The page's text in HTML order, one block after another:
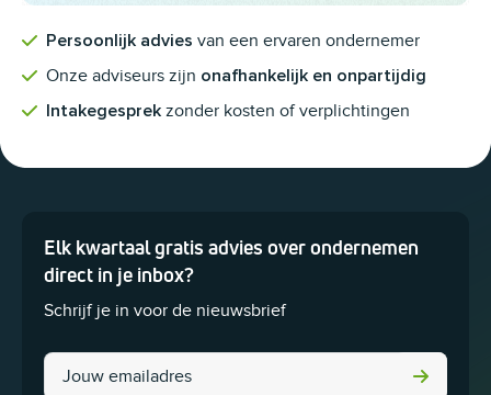
Persoonlijk advies van een ervaren ondernemer
Onze adviseurs zijn onafhankelijk en onpartijdig
Intakegesprek zonder kosten of verplichtingen
Elk kwartaal gratis advies over ondernemen
direct in je inbox?
Schrijf je in voor de nieuwsbrief
Phone
Dit veld is bedoeld voor validatiedoeleinden en moet niet worden